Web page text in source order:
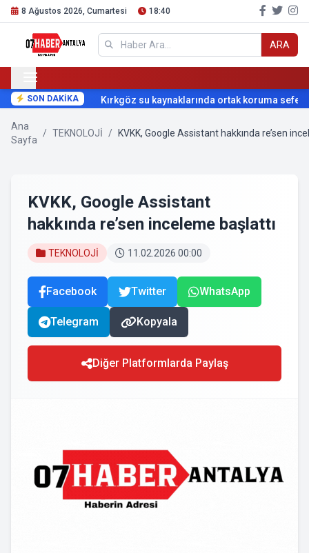
8 Ağustos 2026, Cumartesi 18:40
ARA
SON DAKİKA Kırkgöz su kaynaklarında ortak koruma
Ana
Sayfa
/ TEKNOLOJİ / KVKK, Google Assistant hakkında re’sen
KVKK, Google Assistant
hakkında re’sen inceleme başlattı
TEKNOLOJİ 11.02.2026 00:00
Facebook Twitter WhatsApp
Telegram Kopyala
Diğer Platformlarda Paylaş